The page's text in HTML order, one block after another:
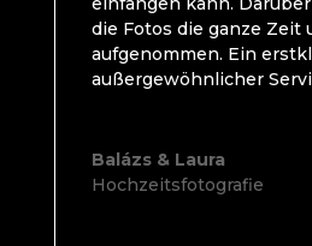
die Fotos die ganze Zeit
aufgenommen. Ein
außergewöhnlicher
Balázs & Laura
Hochzeitsfotografie